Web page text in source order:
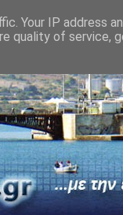
Your IP address
quality of service,